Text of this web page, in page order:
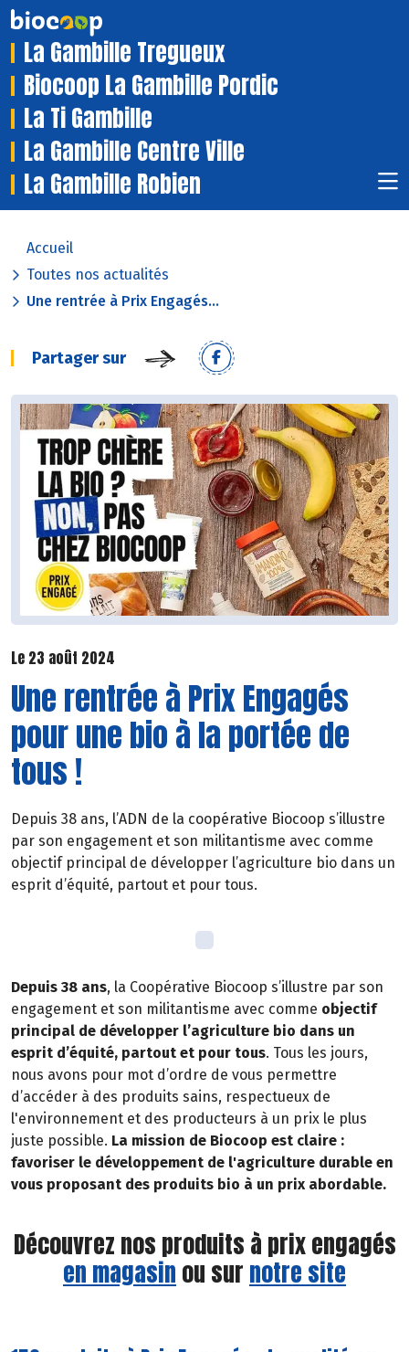
La Gambille Tregueux
Biocoop La Gambille Pordic
La Ti Gambille
La Gambille Centre Ville
La Gambille Robien
Accueil
Toutes nos actualités
Une rentrée à Prix Engagés...
Partager sur
Le 23 août 2024
Une rentrée à Prix Engagés
pour une bio à la portée de
tous !
Depuis 38 ans, l’ADN de la coopérative Biocoop s’illustre
par son engagement et son militantisme avec comme
objectif principal de développer l’agriculture bio dans un
esprit d’équité, partout et pour tous.
Depuis 38 ans, la Coopérative Biocoop s’illustre par son
engagement et son militantisme avec comme objectif
principal de développer l’agriculture bio dans un
esprit d’équité, partout et pour tous. Tous les jours,
nous avons pour mot d’ordre de vous permettre
d’accéder à des produits sains, respectueux de
l'environnement et des producteurs à un prix le plus
juste possible. La mission de Biocoop est claire :
favoriser le développement de l'agriculture durable en
vous proposant des produits bio à un prix abordable.
Découvrez nos produits à prix engagés
en magasin ou sur notre site